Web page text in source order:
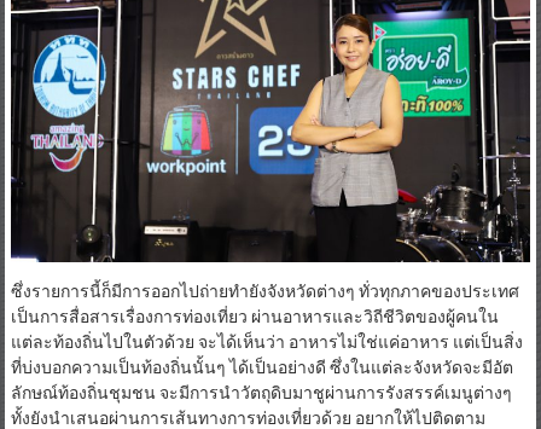
ซึ่งรายการนี้ก็มีการออกไปถ่ายทำยังจังหวัดต่างๆ ทั่วทุกภาคของประเทศ
เป็นการสื่อสารเรื่องการท่องเที่ยว ผ่านอาหารและวิถีชีวิตของผู้คนใน
แต่ละท้องถิ่นไปในตัวด้วย จะได้เห็นว่า อาหารไม่ใช่แค่อาหาร แต่เป็นสิ่ง
ที่บ่งบอกความเป็นท้องถิ่นนั้นๆ ได้เป็นอย่างดี ซึ่งในแต่ละจังหวัดจะมีอัต
ลักษณ์ท้องถิ่นชุมชน จะมีการนำวัตถุดิบมาชูผ่านการรังสรรค์เมนูต่างๆ
ทั้งยังนำเสนอผ่านการเส้นทางการท่องเที่ยวด้วย อยากให้ไปติดตาม